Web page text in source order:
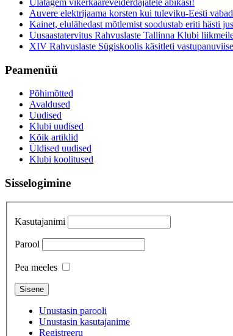
Auvere elektrijaama korsten kui tuleviku-Eesti
Kainet, elulähedast mõtlemist soodustab eriti hästi
Uusaastatervitus Rahvuslaste Tallinna Klubi
XIV Rahvuslaste Sügiskoolis käsitleti
Peamenüü
Põhimõtted
Avaldused
Uudised
Klubi uudised
Kõik artiklid
Üldised uudised
Klubi koolitused
Sisselogimine
Kasutajanimi
Parool
Pea meeles
Unustasin parooli
Unustasin kasutajanime
Registreeru